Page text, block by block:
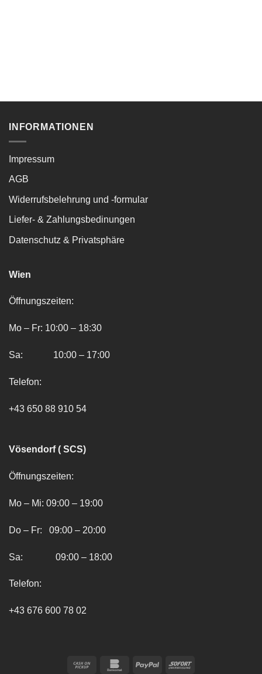
INFORMATIONEN
Impressum
AGB
Widerrufsbelehrung und -formular
Liefer- & Zahlungsbedinungen
Datenschutz & Privatsphäre
Wien
Öffnungszeiten:
Mo – Fr: 10:00 – 18:30
Sa: 10:00 – 17:00
Telefon:
+43 650 88 910 54
Vösendorf ( SCS)
Öffnungszeiten:
Mo – Mi: 09:00 – 19:00
Do – Fr: 09:00 – 20:00
Sa: 09:00 – 18:00
Telefon:
+43 676 600 78 02
Cash
BankomatPayPal Sofort